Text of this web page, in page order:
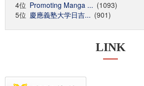
4位 Promoting Manga ... (1093)
5位 慶應義塾大学日吉... (901)
LINK